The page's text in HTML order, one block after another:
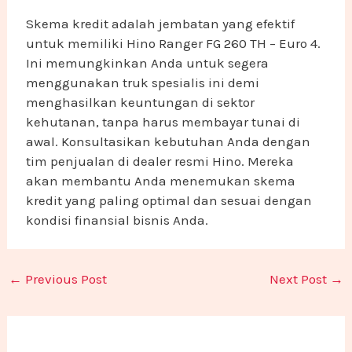
Skema kredit adalah jembatan yang efektif
untuk memiliki Hino Ranger FG 260 TH – Euro 4.
Ini memungkinkan Anda untuk segera
menggunakan truk spesialis ini demi
menghasilkan keuntungan di sektor
kehutanan, tanpa harus membayar tunai di
awal. Konsultasikan kebutuhan Anda dengan
tim penjualan di dealer resmi Hino. Mereka
akan membantu Anda menemukan skema
kredit yang paling optimal dan sesuai dengan
kondisi finansial bisnis Anda.
← Previous Post Next Post →